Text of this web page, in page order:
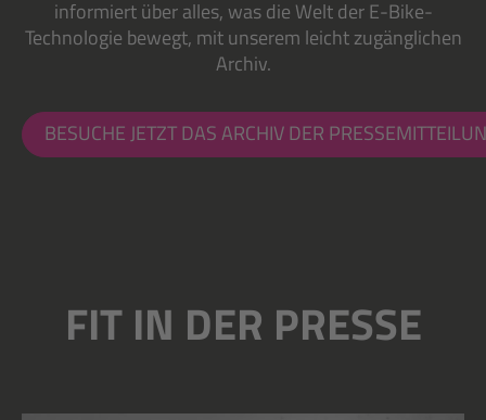
informiert über alles, was die Welt der E-Bike-
Technologie bewegt, mit unserem leicht zugänglichen
Archiv.
BESUCHE JETZT DAS ARCHIV DER
FIT IN DER PRESSE